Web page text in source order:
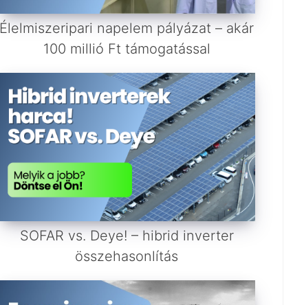
Élelmiszeripari napelem pályázat – akár
100 millió Ft támogatással
SOFAR vs. Deye! – hibrid inverter
összehasonlítás